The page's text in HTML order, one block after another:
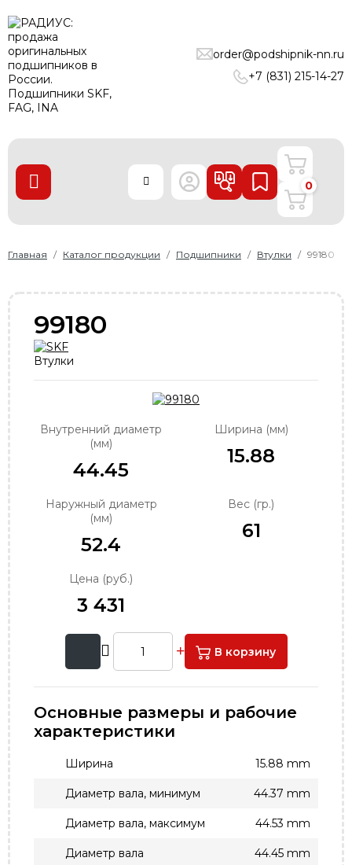
order@podshipnik-nn.ru
+7 (831) 215-14-27
ПОДШИПНИКИ
ЛИНЕЙНЫЕ ТЕХНОЛОГИИ
РЕМНИ
О нас
Доставка и оплата
+7 (831) 215-14-27
order@podshipnik-nn.ru
0
Главная Каталог продукции Подшипники Втулки 99180
99180
Втулки
Внутренний диаметр
(мм)
44.45
Ширина (мм)
15.88
Наружный диаметр
(мм)
52.4
Вес (гр.)
61
Цена (руб.)
3 431
В корзину
Основные размеры и рабочие
характеристики
Ширина 15.88 mm
Диаметр вала, минимум 44.37 mm
Диаметр вала, максимум 44.53 mm
Диаметр вала 44.45 mm